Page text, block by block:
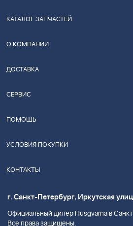
КАТАЛОГ ЗАПЧАСТЕЙ
О КОМПАНИИ
ДОСТАВКА
СЕРВИС
ПОМОЩЬ
УСЛОВИЯ ПОКУПКИ
КОНТАКТЫ
г. Санкт-Петербург, Иркутская
Официальный дилер Husgvarna в
Все права защищены.